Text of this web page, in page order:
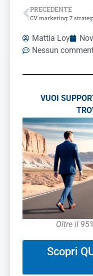
PRECEDENTE
Mattia Loy
Nessun
VUOI
Oltre il
Scopri